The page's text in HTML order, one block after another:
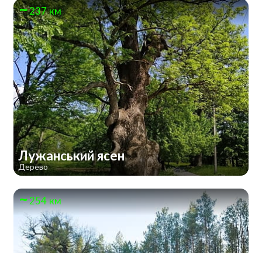
237 км
Лужанський ясен
Дерево
254 км